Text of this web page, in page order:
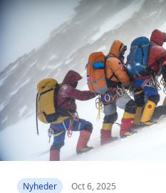
Nyheder Oct 6, 2025